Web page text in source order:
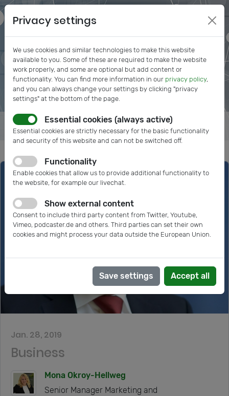
Jan. 28, 2019
Business
Mona Okroy-Hellweg
Senior Manager Marketing and
Privacy settings
We use cookies and similar technologies to make this website
available to you. Some of these are required to make the website
work properly, and some are optional but add content or
functionality. You can find more information in our privacy policy,
and you can always change your settings by clicking "privacy
settings" at the bottom of the page.
Essential cookies (always active)
Essential cookies are strictly necessary for the basic functionality
and security of this website and can not be switched off.
Functionality
Enable cookies that allow us to provide additional functionality to
the website, for example our livechat.
Show external content
Consent to include third party content from Twitter, Youtube,
Vimeo, podcaster.de and others. Third parties can set their own
cookies and might process your data outside the European Union.
Save settings Accept all